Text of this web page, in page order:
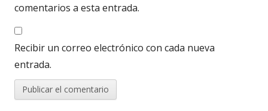
comentarios a esta entrada.
Recibir un correo electrónico con cada nueva
entrada.